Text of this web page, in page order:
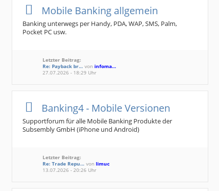
Mobile Banking allgemein
Banking unterwegs per Handy, PDA, WAP, SMS, Palm,
Pocket PC usw.
Letzter Beitrag:
Re: Payback br… von infoma…
27.07.2026 - 18:29 Uhr
Banking4 - Mobile Versionen
Supportforum für alle Mobile Banking Produkte der
Subsembly GmbH (iPhone und Android)
Letzter Beitrag:
Re: Trade Repu… von limuc
13.07.2026 - 20:26 Uhr